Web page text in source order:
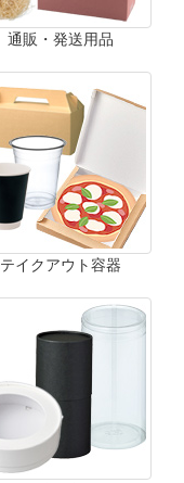
通販・発送用品
テイクアウト容器